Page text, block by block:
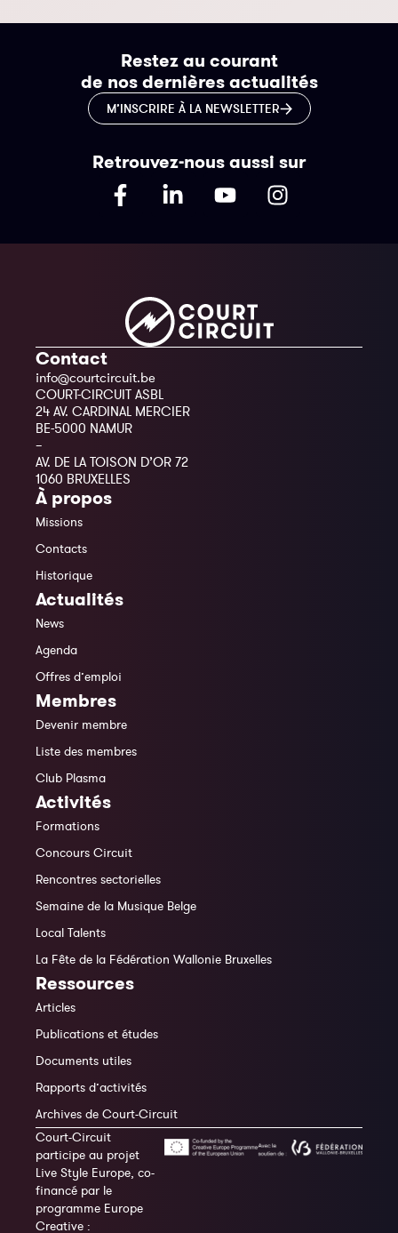
Restez au courant
de nos dernières actualités
M’INSCRIRE À LA NEWSLETTER
Retrouvez-nous aussi sur
Contact
info@courtcircuit.be
COURT-CIRCUIT ASBL
24 AV. CARDINAL MERCIER
BE-5000 NAMUR
–
AV. DE LA TOISON D’OR 72
1060 BRUXELLES
À propos
Missions
Contacts
Historique
Actualités
News
Agenda
Offres d’emploi
Membres
Devenir membre
Liste des membres
Club Plasma
Activités
Formations
Concours Circuit
Rencontres sectorielles
Semaine de la Musique Belge
Local Talents
La Fête de la Fédération Wallonie Bruxelles
Ressources
Articles
Publications et études
Documents utiles
Rapports d’activités
Archives de Court-Circuit
Court-Circuit
participe au projet
Live Style Europe, co-
financé par le
programme Europe
Creative :